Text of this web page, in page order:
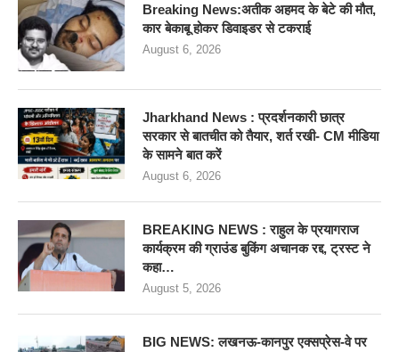
Breaking News:अतीक अहमद के बेटे की मौत,
कार बेकाबू होकर डिवाइडर से टकराई
August 6, 2026
Jharkhand News : प्रदर्शनकारी छात्र
सरकार से बातचीत को तैयार, शर्त रखी- CM मीडिया
के सामने बात करें
August 6, 2026
BREAKING NEWS : राहुल के प्रयागराज
कार्यक्रम की ग्राउंड बुकिंग अचानक रद्द, ट्रस्ट ने
कहा…
August 5, 2026
BIG NEWS: लखनऊ-कानपुर एक्सप्रेस-वे पर